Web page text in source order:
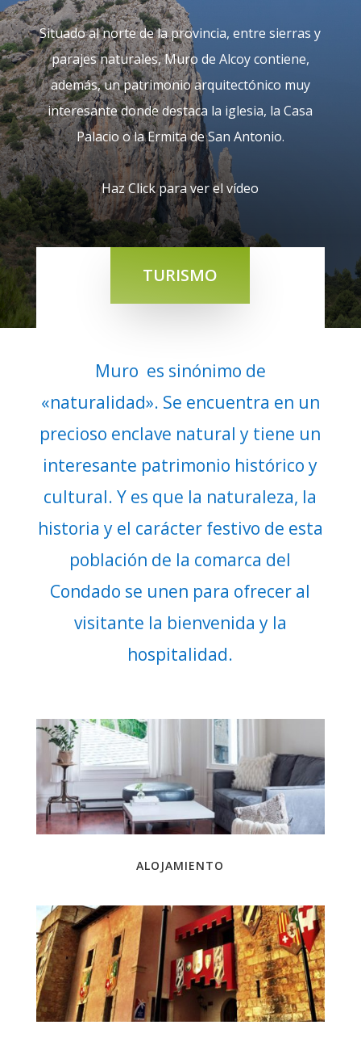
Situado al norte de la provincia, entre sierras y
parajes naturales, Muro de Alcoy contiene,
además, un patrimonio arquitectónico muy
interesante donde destaca la iglesia, la Casa
Palacio o la Ermita de San Antonio.
Haz Click para ver el vídeo
TURISMO
Muro es sinónimo de
«naturalidad». Se encuentra en un
precioso enclave natural y tiene un
interesante patrimonio histórico y
cultural. Y es que la naturaleza, la
historia y el carácter festivo de esta
población de la comarca del
Condado se unen para ofrecer al
visitante la bienvenida y la
hospitalidad.
ALOJAMIENTO